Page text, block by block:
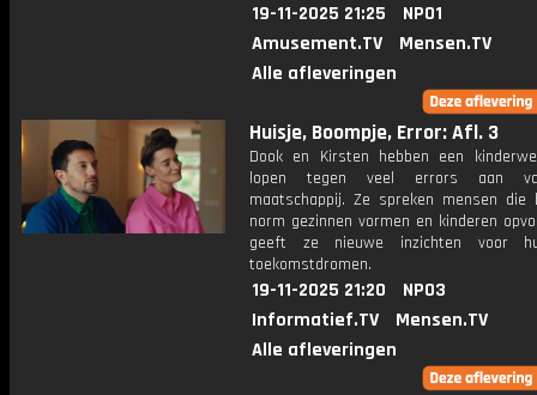
19-11-2025 21:25
NPO1
Amusement.TV
Mensen.TV
Alle afleveringen
Huisje, Boompje, Error: Afl. 3
Dook en Kirsten hebben een
lopen tegen veel errors aan
maatschappij. Ze spreken mensen die
norm gezinnen vormen en kinderen
geeft ze nieuwe inzichten voor
toekomstdromen.
19-11-2025 21:20
NPO3
Informatief.TV
Mensen.TV
Alle afleveringen